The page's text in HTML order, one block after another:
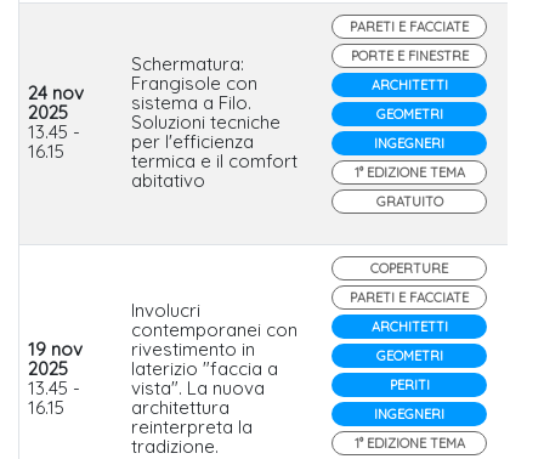
24 nov
2025
13.45 -
16.15
Schermatura:
Frangisole con
sistema a Filo.
Soluzioni tecniche
per l'efficienza
termica e il comfort
abitativo
PARETI E FACCIATE
PORTE E FINESTRE
ARCHITETTI
GEOMETRI
INGEGNERI
1° EDIZIONE TEMA
GRATUITO
19 nov
2025
13.45 -
16.15
Involucri
contemporanei con
rivestimento in
laterizio "faccia a
vista". La nuova
architettura
reinterpreta la
tradizione.
COPERTURE
PARETI E FACCIATE
ARCHITETTI
GEOMETRI
PERITI
INGEGNERI
1° EDIZIONE TEMA